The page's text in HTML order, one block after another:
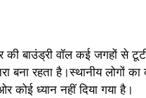
की बाउंड्री वॉल कई जगहों से
बना रहता है।स्थानीय लोगों
ध्यान नहीं दिया गया है।